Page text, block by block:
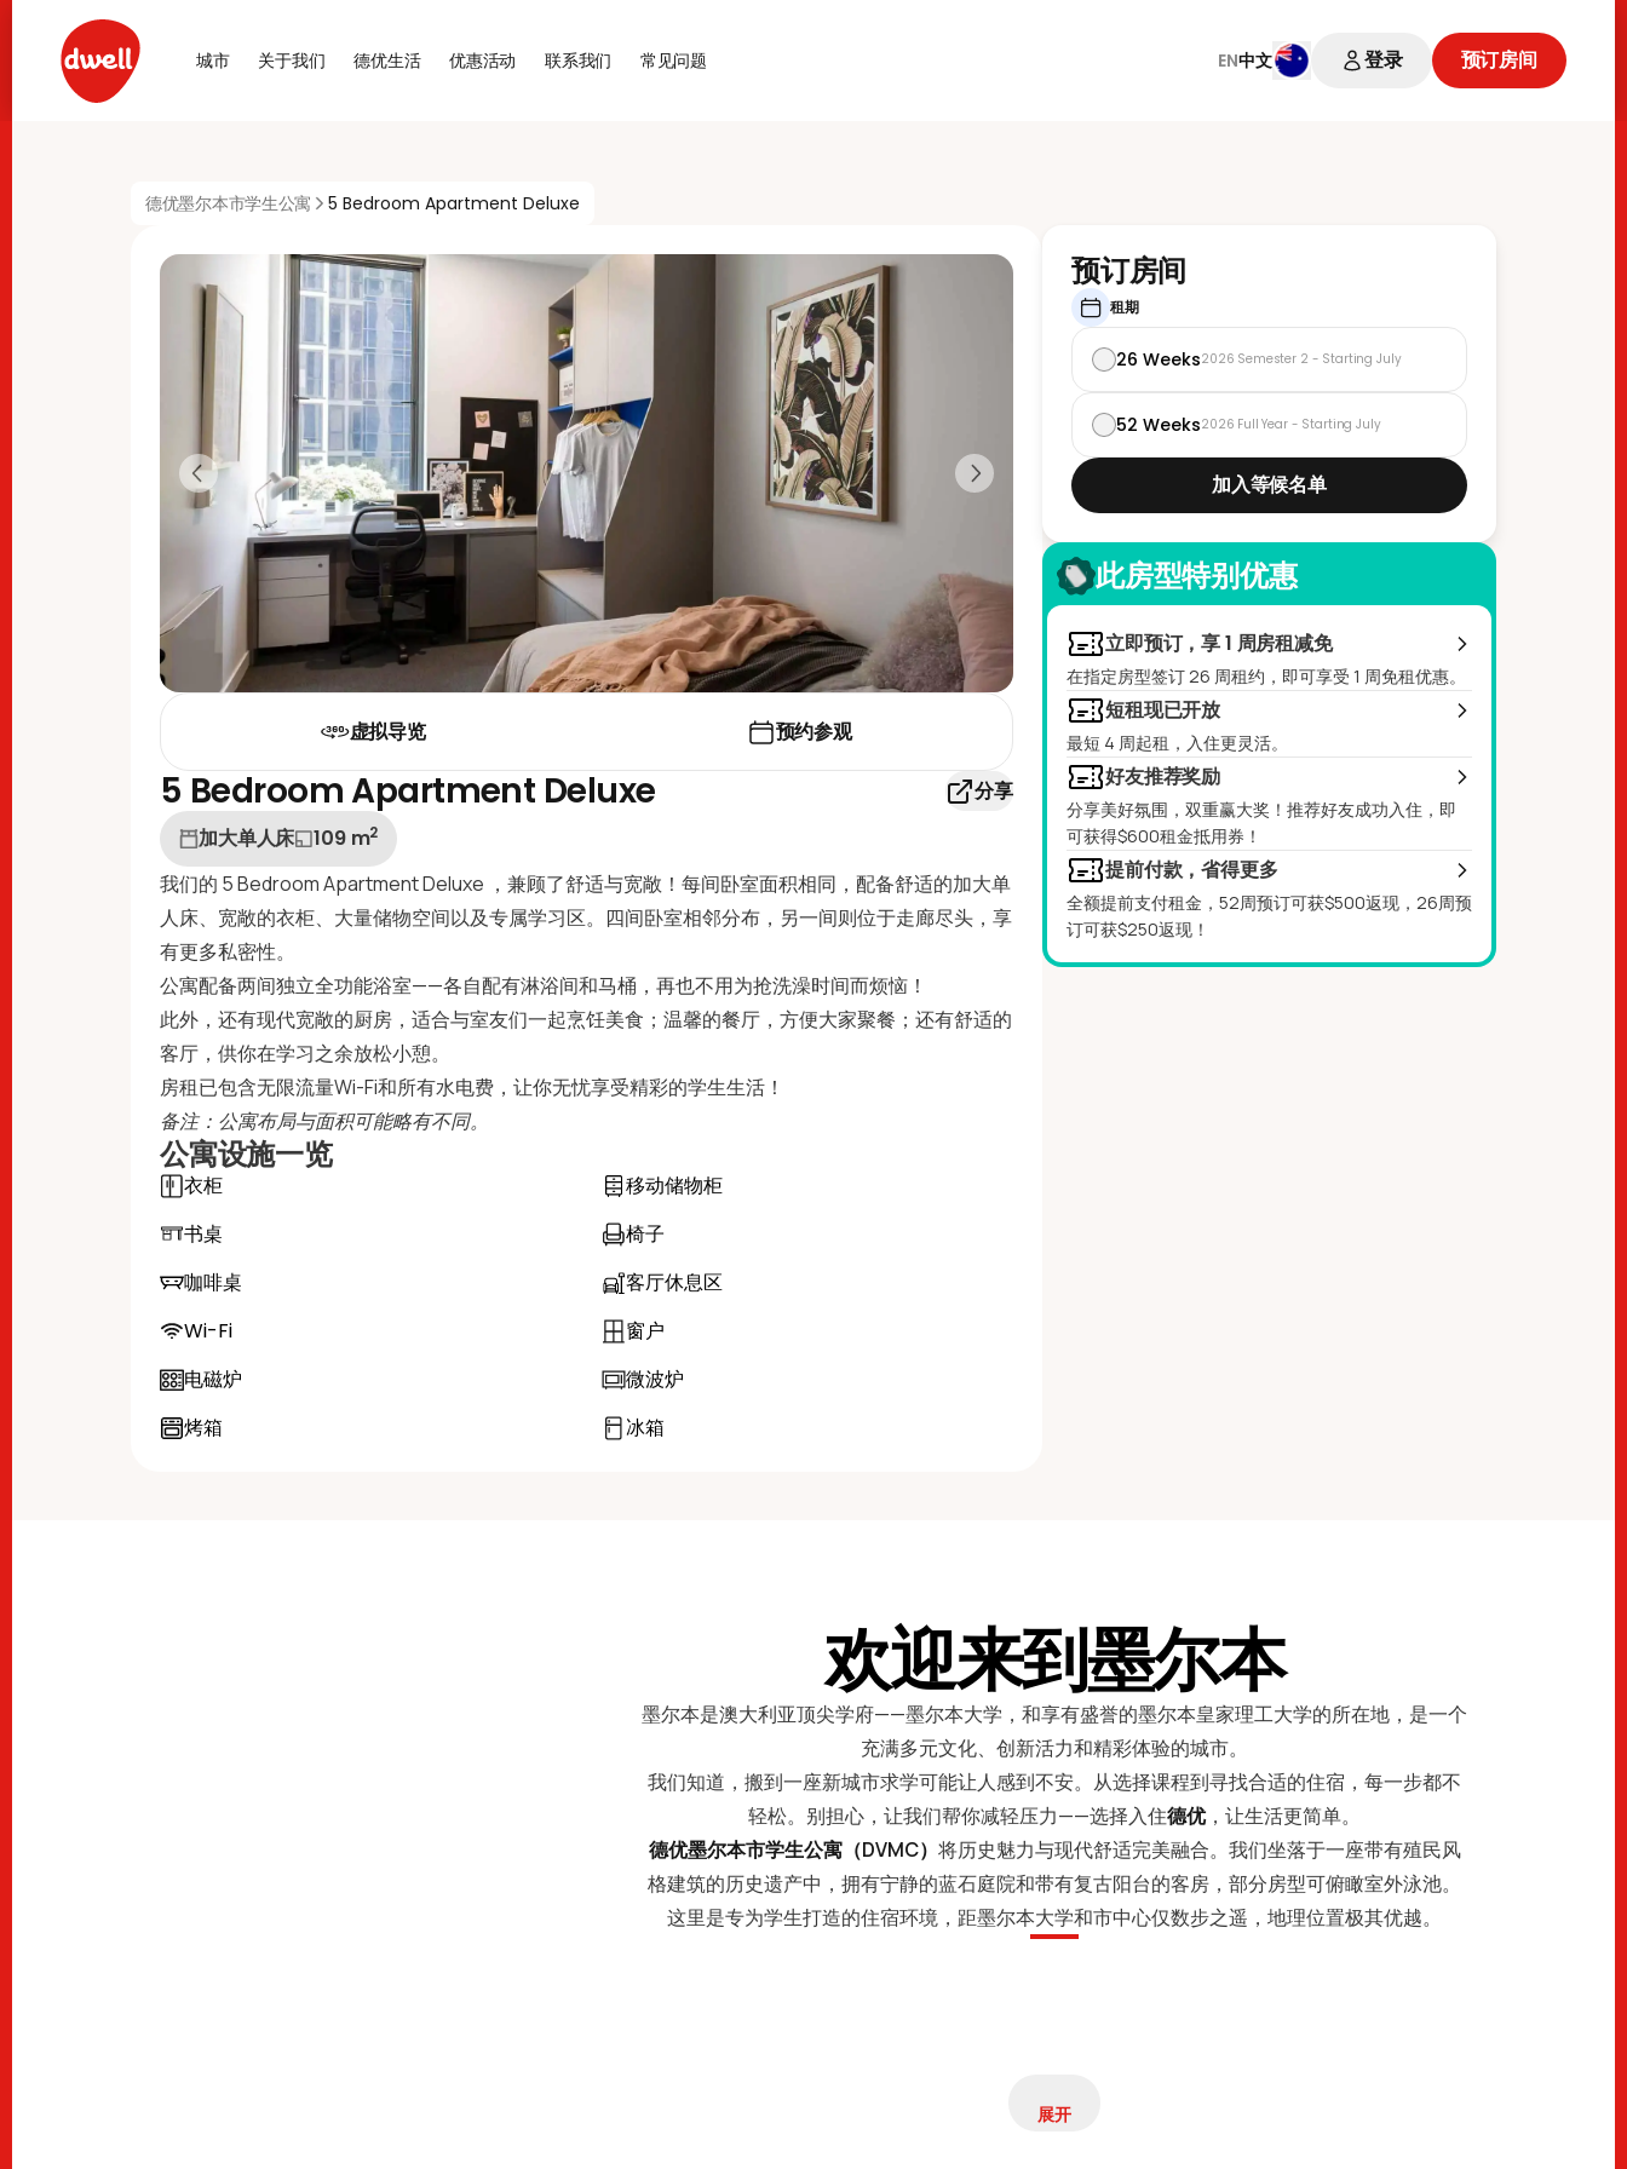
城市 关于我们 德优生活 优惠活动 联系我们 常见问题 EN中文 登录 预订房间
德优墨尔本市学生公寓 5 Bedroom Apartment Deluxe
Previous slide Next slide
虚拟导览 预约参观
5 Bedroom Apartment Deluxe
分享
加大单人床
109m2
我们的 5 Bedroom Apartment Deluxe ，兼顾了舒适与宽敞！每间卧室面积相同，配备舒适的加大单
人床、宽敞的衣柜、大量储物空间以及专属学习区。四间卧室相邻分布，另一间则位于走廊尽头，享
有更多私密性。
公寓配备两间独立全功能浴室——各自配有淋浴间和马桶，再也不用为抢洗澡时间而烦恼！
此外，还有现代宽敞的厨房，适合与室友们一起烹饪美食；温馨的餐厅，方便大家聚餐；还有舒适的
客厅，供你在学习之余放松小憩。
房租已包含无限流量Wi-Fi和所有水电费，让你无忧享受精彩的学生生活！
备注：公寓布局与面积可能略有不同。
公寓设施一览
衣柜
移动储物柜
书桌
椅子
咖啡桌
客厅休息区
Wi-Fi
窗户
电磁炉
微波炉
烤箱
冰箱
预订房间
租期
26 Weeks2026 Semester 2 - Starting July
52 Weeks2026 Full Year - Starting July
加入等候名单
此房型特别优惠
立即预订，享 1 周房租减免
在指定房型签订 26 周租约，即可享受 1 周免租优惠。
短租现已开放
最短 4 周起租，入住更灵活。
好友推荐奖励
分享美好氛围，双重赢大奖！推荐好友成功入住，即
可获得$600租金抵用券！
提前付款，省得更多
全额提前支付租金，52周预订可获$500返现，26周预
订可获$250返现！
欢迎来到墨尔本
墨尔本是澳大利亚顶尖学府——墨尔本大学，和享有盛誉的墨尔本皇家理工大学的所在地，是一个
充满多元文化、创新活力和精彩体验的城市。
我们知道，搬到一座新城市求学可能让人感到不安。从选择课程到寻找合适的住宿，每一步都不
轻松。别担心，让我们帮你减轻压力——选择入住德优，让生活更简单。
德优墨尔本市学生公寓（DVMC） 将历史魅力与现代舒适完美融合。我们坐落于一座带有殖民风
格建筑的历史遗产中，拥有宁静的蓝石庭院和带有复古阳台的客房，部分房型可俯瞰室外泳池。
这里是专为学生打造的住宿环境，距墨尔本大学和市中心仅数步之遥，地理位置极其优越。
展开